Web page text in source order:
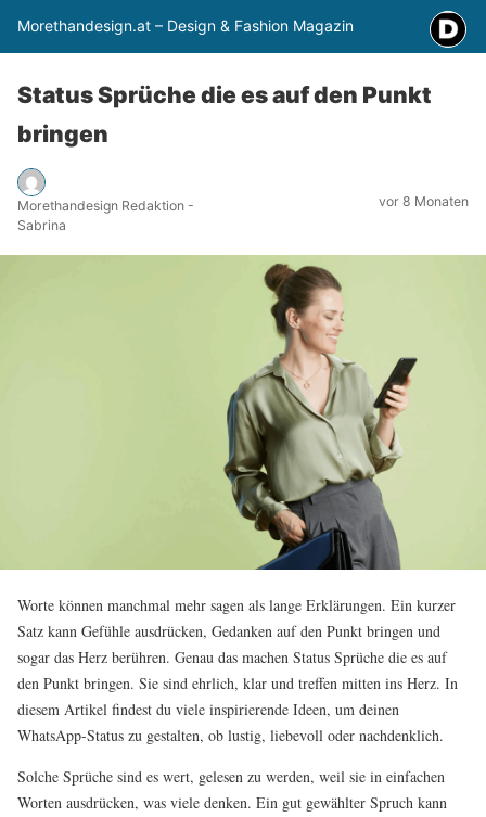
Morethandesign.at – Design & Fashion Magazin
Status Sprüche die es auf den Punkt
bringen
Morethandesign Redaktion -
Sabrina
vor 8 Monaten
Worte können manchmal mehr sagen als lange Erklärungen. Ein kurzer
Satz kann Gefühle ausdrücken, Gedanken auf den Punkt bringen und
sogar das Herz berühren. Genau das machen Status Sprüche die es auf
den Punkt bringen. Sie sind ehrlich, klar und treffen mitten ins Herz. In
diesem Artikel findest du viele inspirierende Ideen, um deinen
WhatsApp-Status zu gestalten, ob lustig, liebevoll oder nachdenklich.
Solche Sprüche sind es wert, gelesen zu werden, weil sie in einfachen
Worten ausdrücken, was viele denken. Ein gut gewählter Spruch kann